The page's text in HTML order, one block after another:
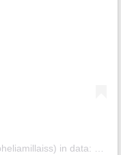
in data: Dic